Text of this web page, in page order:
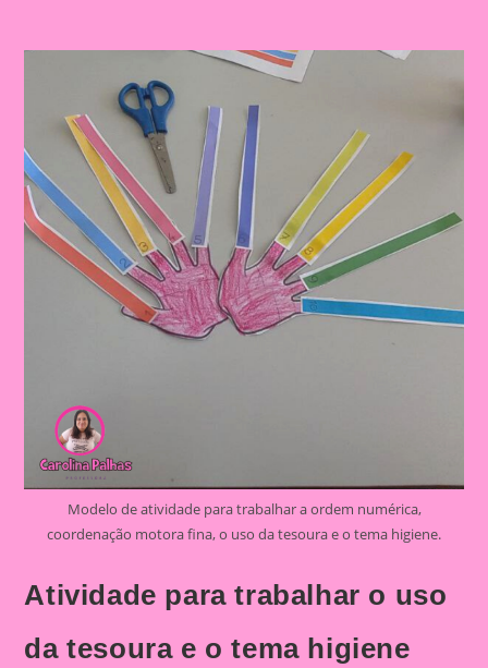
Modelo de atividade para trabalhar a ordem numérica,
coordenação motora fina, o uso da tesoura e o tema higiene.
Atividade para trabalhar o uso
da tesoura e o tema higiene